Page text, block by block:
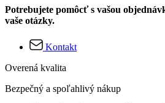
Potrebujete pomôcť s vašou
vaše otázky.
Kontakt
Overená kvalita
Bezpečný a spoľahlivý nákup